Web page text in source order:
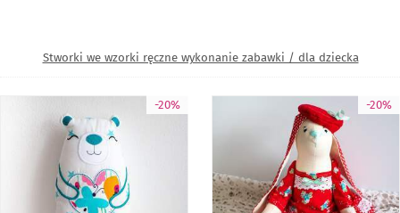
Stworki we wzorki ręczne wykonanie zabawki / dla dziecka
-20% -20%